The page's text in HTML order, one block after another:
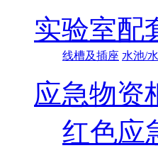
实验室配
线槽及插座 水池/
应急物资
红色应